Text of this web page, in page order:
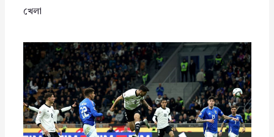
খেলা